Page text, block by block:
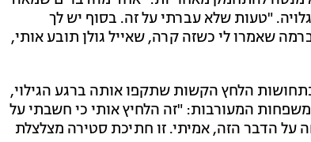
"טעות שלא עברתי על זה. בסוף יש לך
שאמרו לי כשזה קרה, שאייל גולן תובע אותי,
הלחץ הקשות שתקפו אותה ברגע הגילוי,
המעורבות: "זה הלחיץ אותי כי חשבתי על
הדבר הזה, אמיתי. זו חתיכת סטירה מצלצלת